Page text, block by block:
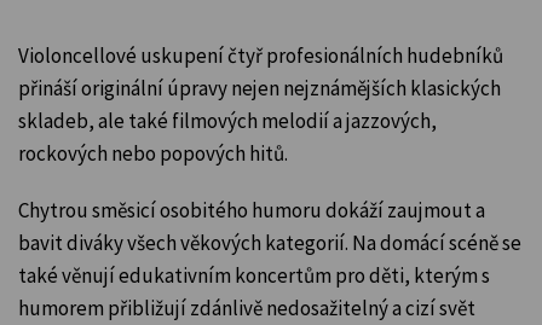
Violoncellové uskupení čtyř profesionálních hudebníků
přináší originální úpravy nejen nejznámějších klasických
skladeb, ale také filmových melodií a jazzových,
rockových nebo popových hitů.
Chytrou směsicí osobitého humoru dokáží zaujmout a
bavit diváky všech věkových kategorií. Na domácí scéně se
také věnují edukativním koncertům pro děti, kterým s
humorem přibližují zdánlivě nedosažitelný a cizí svět